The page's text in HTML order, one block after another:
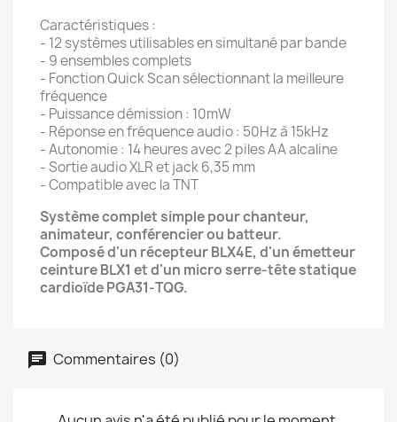
Caractéristiques :
- 12 systèmes utilisables en simultané par bande
- 9 ensembles complets
- Fonction Quick Scan sélectionnant la meilleure
fréquence
- Puissance démission : 10mW
- Réponse en fréquence audio : 50Hz à 15kHz
- Autonomie : 14 heures avec 2 piles AA alcaline
- Sortie audio XLR et jack 6,35 mm
- Compatible avec la TNT
Système complet simple pour chanteur,
animateur, conférencier ou batteur.
Composé d'un récepteur BLX4E, d'un émetteur
ceinture BLX1 et d'un micro serre-tête statique
cardioïde PGA31‑TQG.
Commentaires (0)